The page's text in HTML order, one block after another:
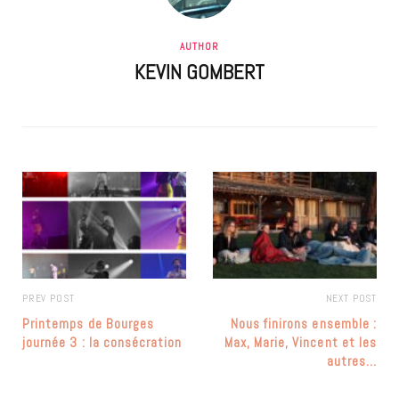
AUTHOR
KEVIN GOMBERT
PREV POST
Printemps de Bourges
journée 3 : la consécration
NEXT POST
Nous finirons ensemble :
Max, Marie, Vincent et les
autres…